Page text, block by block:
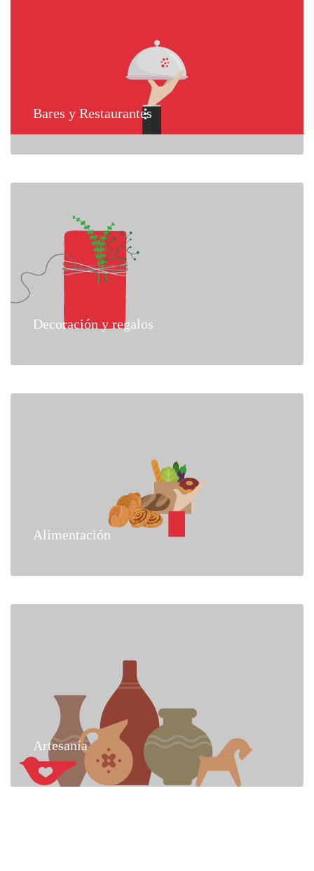
Bares y Restaurantes
Decoración y regalos
Alimentación
Artesanía